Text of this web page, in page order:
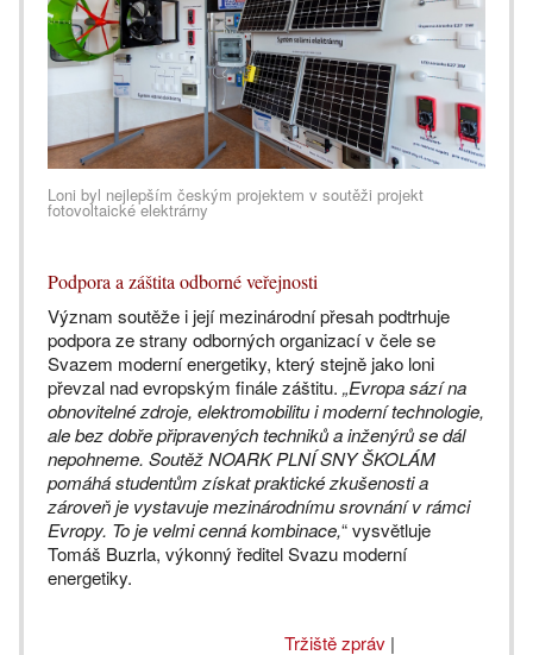
Loni byl nejlepším českým projektem v soutěži projekt
fotovoltaické elektrárny
Podpora a záštita odborné veřejnosti
Význam soutěže i její mezinárodní přesah podtrhuje
podpora ze strany odborných organizací v čele se
Svazem moderní energetiky, který stejně jako loni
převzal nad evropským finále záštitu. „Evropa sází na
obnovitelné zdroje, elektromobilitu i moderní technologie,
ale bez dobře připravených techniků a inženýrů se dál
nepohneme. Soutěž NOARK PLNÍ SNY ŠKOLÁM
pomáhá studentům získat praktické zkušenosti a
zároveň je vystavuje mezinárodnímu srovnání v rámci
Evropy. To je velmi cenná kombinace,“ vysvětluje
Tomáš Buzrla, výkonný ředitel Svazu moderní
energetiky.
Tržiště zpráv |